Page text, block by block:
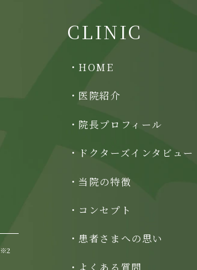
※2
CLINIC
HOME
医院紹介
院長プロフィール
ドクターズインタビュー
当院の特徴
コンセプト
患者さまへの思い
よくある質問